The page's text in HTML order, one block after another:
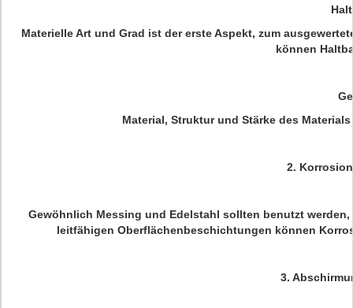
Materielle Art und Grad ist der erste Aspekt, zum
können
Material, Struktur und Stärke des
2.
Gewöhnlich Messing und Edelstahl sollten benutzt
leitfähigen Oberflächenbeschichtungen können
3.